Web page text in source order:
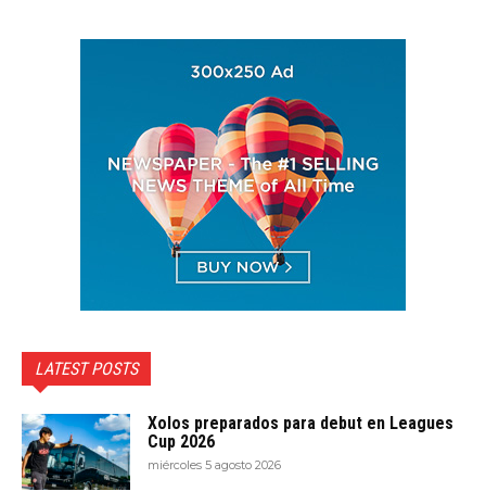
LATEST POSTS
Xolos preparados para debut en Leagues
Cup 2026
miércoles 5 agosto 2026